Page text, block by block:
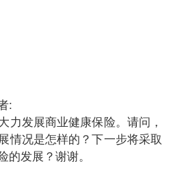
:
发展商业健康保险。请问，
情况是怎样的？下一步将采取
发展？谢谢。